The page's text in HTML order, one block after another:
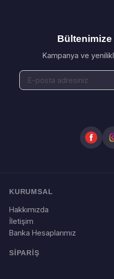
Kampanya ve
KURUMSAL
Hakkımızda
İletişim
Banka Hesaplarımız
SİPARİŞ